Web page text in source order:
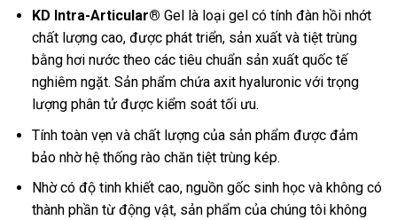
KD Intra-Articular® Gel là loại gel có tính đàn hồi nhớt
chất lượng cao, được phát triển, sản xuất và tiệt trùng
bằng hơi nước theo các tiêu chuẩn sản xuất quốc tế
nghiêm ngặt. Sản phẩm chứa axit hyaluronic với trọng
lượng phân tử được kiểm soát tối ưu.
Tính toàn vẹn và chất lượng của sản phẩm được đảm
bảo nhờ hệ thống rào chăn tiệt trùng kép.
Nhờ có độ tinh khiết cao, nguồn gốc sinh học và không có
thành phần từ động vật, sản phẩm của chúng tôi không